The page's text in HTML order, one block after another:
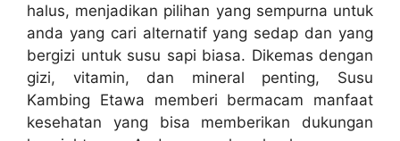
halus, menjadikan pilihan yang sempurna untuk
anda yang cari alternatif yang sedap dan yang
bergizi untuk susu sapi biasa. Dikemas dengan
gizi, vitamin, dan mineral penting, Susu
Kambing Etawa memberi bermacam manfaat
kesehatan yang bisa memberikan dukungan